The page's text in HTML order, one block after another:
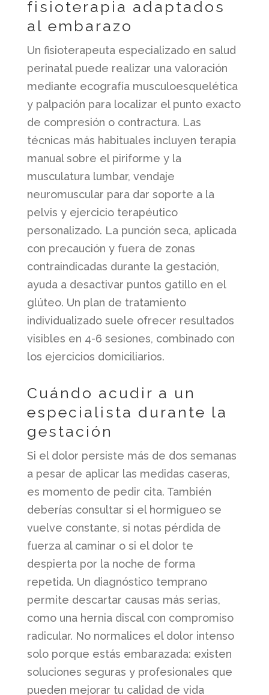
fisioterapia adaptados
al embarazo
Un fisioterapeuta especializado en salud
perinatal puede realizar una valoración
mediante ecografía musculoesquelética
y palpación para localizar el punto exacto
de compresión o contractura. Las
técnicas más habituales incluyen terapia
manual sobre el piriforme y la
musculatura lumbar, vendaje
neuromuscular para dar soporte a la
pelvis y ejercicio terapéutico
personalizado. La punción seca, aplicada
con precaución y fuera de zonas
contraindicadas durante la gestación,
ayuda a desactivar puntos gatillo en el
glúteo. Un plan de tratamiento
individualizado suele ofrecer resultados
visibles en 4-6 sesiones, combinado con
los ejercicios domiciliarios.
Cuándo acudir a un
especialista durante la
gestación
Si el dolor persiste más de dos semanas
a pesar de aplicar las medidas caseras,
es momento de pedir cita. También
deberías consultar si el hormigueo se
vuelve constante, si notas pérdida de
fuerza al caminar o si el dolor te
despierta por la noche de forma
repetida. Un diagnóstico temprano
permite descartar causas más serias,
como una hernia discal con compromiso
radicular. No normalices el dolor intenso
solo porque estás embarazada: existen
soluciones seguras y profesionales que
pueden mejorar tu calidad de vida